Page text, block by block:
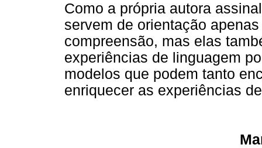
Como a própria autora
servem de orientação
compreensão, mas elas
experiências de linguagem
modelos que podem tanto
enriquecer as experiências